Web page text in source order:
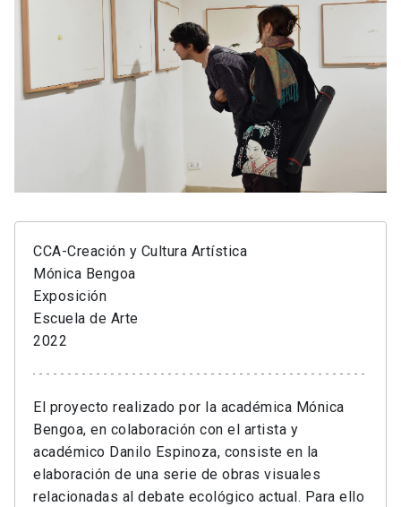
CCA-Creación y Cultura Artística
Mónica Bengoa
Exposición
Escuela de Arte
2022
El proyecto realizado por la académica Mónica
Bengoa, en colaboración con el artista y
académico Danilo Espinoza, consiste en la
elaboración de una serie de obras visuales
relacionadas al debate ecológico actual. Para ello